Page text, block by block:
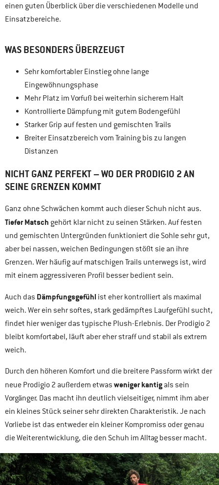
einen guten Überblick über die verschiedenen Modelle und
Einsatzbereiche.
WAS BESONDERS ÜBERZEUGT
Sehr komfortabler Einstieg ohne lange
Eingewöhnungsphase
Mehr Platz im Vorfuß bei weiterhin sicherem Halt
Kontrollierte Dämpfung mit gutem Bodengefühl
Starker Grip auf festen und gemischten Trails
Breiter Einsatzbereich vom Training bis zu langen
Distanzen
NICHT GANZ PERFEKT – WO DER PRODIGIO 2 AN
SEINE GRENZEN KOMMT
Ganz ohne Schwächen kommt auch dieser Schuh nicht aus.
Tiefer Matsch gehört klar nicht zu seinen Stärken. Auf festen
und gemischten Untergründen funktioniert die Sohle sehr gut,
aber bei nassen, weichen Bedingungen stößt sie an ihre
Grenzen. Wer häufig auf matschigen Trails unterwegs ist, wird
mit einem aggressiveren Profil besser bedient sein.
Auch das Dämpfungsgefühl ist eher kontrolliert als maximal
weich. Wer ein sehr softes, stark gedämpftes Laufgefühl sucht,
findet hier weniger das typische Plush-Erlebnis. Der Prodigio 2
bleibt komfortabel, läuft aber eher straff und stabil als extrem
weich.
Durch den höheren Komfort und die breitere Passform wirkt der
neue Prodigio 2 außerdem etwas weniger kantig als sein
Vorgänger. Das macht ihn deutlich vielseitiger, nimmt ihm aber
ein kleines Stück seiner sehr direkten Charakteristik. Je nach
Vorliebe ist das entweder ein kleiner Kompromiss oder genau
die Weiterentwicklung, die den Schuh im Alltag besser macht.